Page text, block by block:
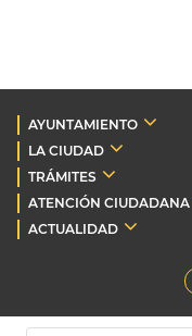
AYUNTAMIENTO
LA CIUDAD
TRÁMITES
ATENCIÓN CIUDADANA
ACTUALIDAD